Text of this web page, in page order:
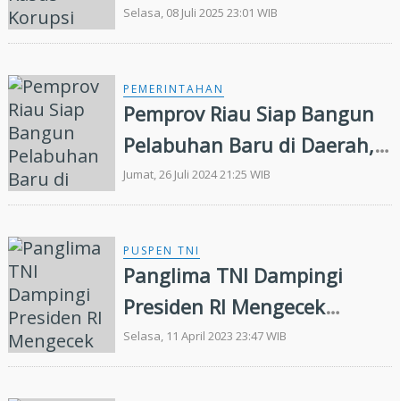
Pembangunan Pelabuhan
Sagu-sagu Lukit
Selasa, 08 Juli 2025 23:01 WIB
PEMERINTAHAN
Pemprov Riau Siap Bangun
Pelabuhan Baru di Daerah,
Ini Syaratnya
Jumat, 26 Juli 2024 21:25 WIB
PUSPEN TNI
Panglima TNI Dampingi
Presiden RI Mengecek
Kesiapan Pelabuhan Merak
Selasa, 11 April 2023 23:47 WIB